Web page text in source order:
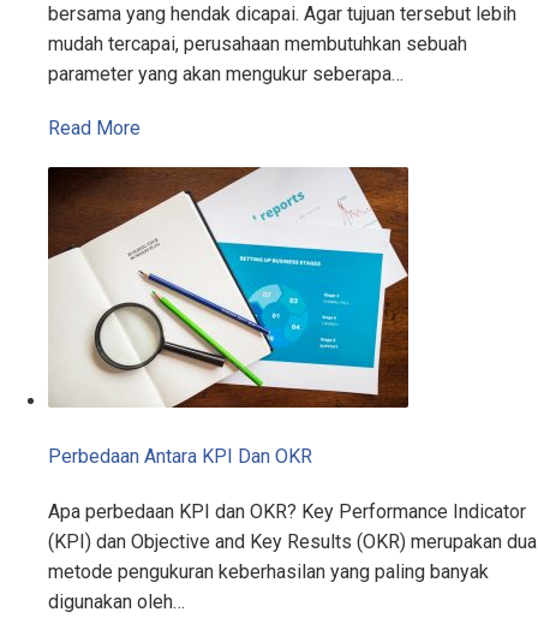
bersama yang hendak dicapai. Agar tujuan tersebut lebih
mudah tercapai, perusahaan membutuhkan sebuah
parameter yang akan mengukur seberapa…
Read More
Perbedaan Antara KPI Dan OKR
Apa perbedaan KPI dan OKR? Key Performance Indicator
(KPI) dan Objective and Key Results (OKR) merupakan dua
metode pengukuran keberhasilan yang paling banyak
digunakan oleh…